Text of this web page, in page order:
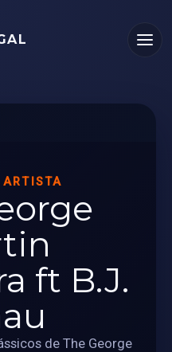
ft B.J.
de The George